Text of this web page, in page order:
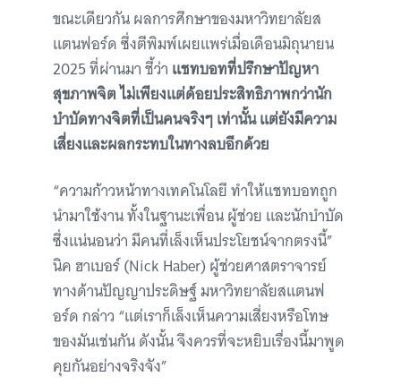
ขณะเดียวกัน ผลการศึกษาของมหาวิทยาลัยส
แตนฟอร์ด ซึ่งตีพิมพ์เผยแพร่เมื่อเดือนมิถุนายน
2025 ที่ผ่านมา ชี้ว่า แชทบอทที่ปรึกษาปัญหา
สุขภาพจิต ไม่เพียงแต่ด้อยประสิทธิภาพกว่านัก
บำบัดทางจิตที่เป็นคนจริงๆ เท่านั้น แต่ยังมีความ
เสี่ยงและผลกระทบในทางลบอีกด้วย
“ความก้าวหน้าทางเทคโนโลยี ทำให้แชทบอทถูก
นำมาใช้งาน ทั้งในฐานะเพื่อน ผู้ช่วย และนักบำบัด
ซึ่งแน่นอนว่า มีคนที่เล็งเห็นประโยชน์จากตรงนี้”
นิค ฮาเบอร์ (Nick Haber) ผู้ช่วยศาสตราจารย์
ทางด้านปัญญาประดิษฐ์ มหาวิทยาลัยสแตนฟ
อร์ด กล่าว “แต่เราก็เล็งเห็นความเสี่ยงหรือโทษ
ของมันเช่นกัน ดังนั้น จึงควรที่จะหยิบเรื่องนี้มาพูด
คุยกันอย่างจริงจัง”